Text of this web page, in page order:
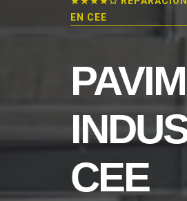
EN CEE
CEE